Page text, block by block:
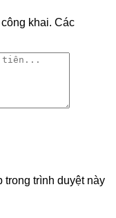
khai. Các
trong trình duyệt này